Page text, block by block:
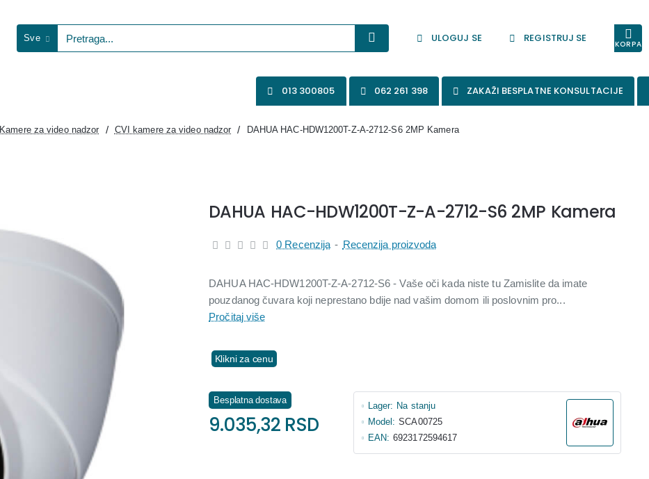
Sve
Pretraga... ULOGUJ SE REGISTRUJ SE KORPA
SVE ZA VIDEO NADZOR
013 300805 062 261 398 ZAKAŽI BESPLATNE KONSULTACIJE
Kamere za video nadzor CVI kamere za video nadzor DAHUA HAC-HDW1200T-Z-A-2712-S6 2MP Kamera
DAHUA HAC-HDW1200T-Z-A-2712-S6 2MP Kamera
DAHUA HAC-HDW1200T-Z-A-2712-S6 - Vaše oči kada niste tu Zamislite da imate
pouzdanog čuvara koji neprestano bdije nad vašim domom ili poslovnim pro...
Pročitaj više
Klikni za cenu
0 Recenzija - Recenzija proizvoda
Besplatna dostava
9.035,32 RSD
Lager: Na stanju
Model: SCA00725
EAN: 6923172594617